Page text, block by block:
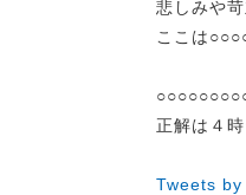
悲しみや
ここは
正解は４
Tweets